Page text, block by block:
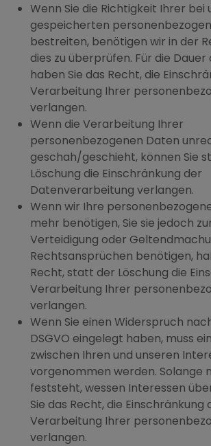
Wenn Sie die Richtigkeit Ihrer bei
gespeicherten
bestreiten, benötigen wir in der
dies zu überprüfen. Für die Dauer
haben Sie das Recht, die
Verarbeitung Ihrer
verlangen.
Wenn die Verarbeitung Ihrer
personenbezogenen Daten
geschah/geschieht, können Sie
Löschung die Einschränkung der
Datenverarbeitung verlangen.
Wenn wir Ihre
mehr benötigen, Sie sie jedoch
Verteidigung oder
Rechtsansprüchen benötigen,
Recht, statt der Löschung die
Verarbeitung Ihrer
verlangen.
Wenn Sie einen Widerspruch nach
DSGVO eingelegt haben, muss
zwischen Ihren und unseren
vorgenommen werden. Solange
feststeht, wessen Interessen
Sie das Recht, die Einschränkung
Verarbeitung Ihrer
verlangen.